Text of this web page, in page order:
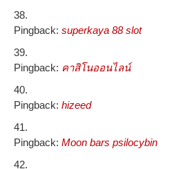
Pingback: superkaya 88 slot
Pingback: คาสิโนออนไลน์
Pingback: hizeed
Pingback: Moon bars psilocybin